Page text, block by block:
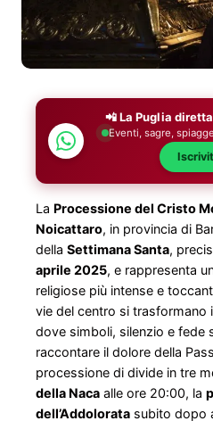
📲 La Puglia
Eventi, sagre,
La Processione del Cristo
Noicattaro, in provincia di
della Settimana Santa,
aprile 2025, e rappresenta
religiose più intense e
vie del centro si trasformano
dove simboli, silenzio e fede
raccontare il dolore della
processione di divide in tre
della Naca alle ore 20:00, la
dell’Addolorata subito dopo